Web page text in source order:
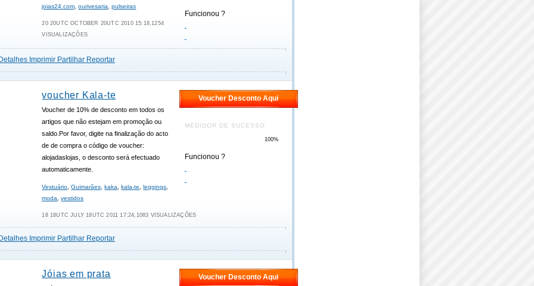
Funcionou ?
joias24.com ,ourivesaria ,pulseiras
20 20UTC OCTOBER 20UTC 2010 15:18,1254
VISUALIZAÇÕES
Imprimir Partilhar Reportar
Voucher Desconto Aqui
MEDIDOR DE SUCESSO
100%
Funcionou ?
voucher Kala-te
Voucher de 10% de desconto em todos os
artigos que não estejam em promoção ou
saldo.Por favor, digite na finalização do acto
de de compra o código de voucher:
alojadaslojas, o desconto será efectuado
automaticamente.
Vestuário ,Guimarães ,kaka ,kala-te ,leggings
moda
,vestidos
18 18UTC JULY 18UTC 2011 17:24,1083 VISUALIZAÇÕES
Imprimir Partilhar Reportar
Voucher Desconto Aqui
Jóias em prata